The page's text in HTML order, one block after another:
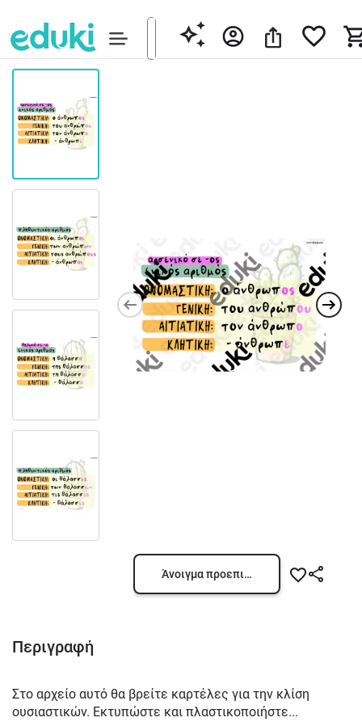
Άνοιγμα προεπισκόπησης
Περιγραφή
Στο αρχείο αυτό θα βρείτε καρτέλες για την κλίση
ουσιαστικών. Εκτυπώστε και πλαστικοποιήστε...